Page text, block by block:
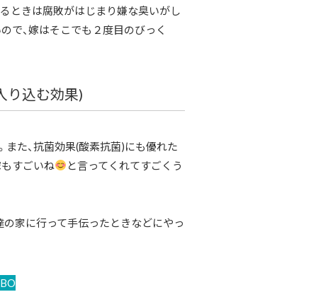
ときは腐敗がはじまり嫌な臭いがし
で、嫁はそこでも２度目のびっく
り込む効果)
た、抗菌効果(酸素抗菌)にも優れた
すごいね
と言ってくれてすごくう
の家に行って手伝ったときなどにやっ